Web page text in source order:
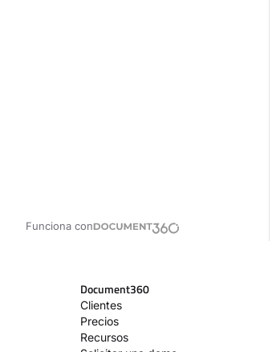
Funciona con
Document360
Clientes
Precios
Recursos